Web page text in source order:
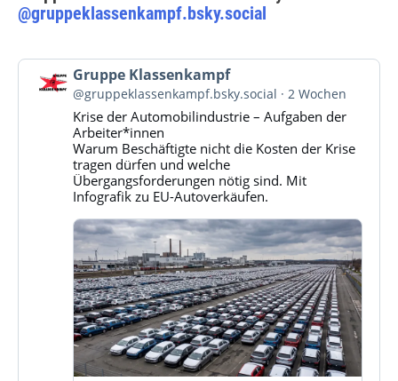
@gruppeklassenkampf.bsky.social
Beitrag
von
Gruppe
Klassenkampf
Bluesky
ansehen
Gruppe Klassenkampf
@gruppeklassenkampf.bsky.social 2 Wochen
Krise der Automobilindustrie – Aufgaben der
Arbeiter*innen
Warum Beschäftigte nicht die Kosten der Krise
tragen dürfen und welche
Übergangsforderungen nötig sind. Mit
Infografik zu EU-Autoverkäufen.